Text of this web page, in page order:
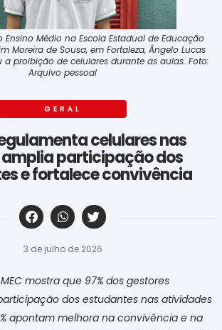
Ensino Médio na Escola Estadual de Educação
Moreira de Sousa, em Fortaleza, Ângelo Lucas
a proibição de celulares durante as aulas. Foto:
Arquivo pessoal
GERAL
celulares nas
participação dos
e fortalece convivência
‎ ‎ ‎ ‎ ‎ ‎ ‎ ‎ ‎ ‎ ‎ ‎ ‎ ‎ ‎ ‎ ‎ ‎ ‎ ‎ ‎ ‎ ‎ ‎ ‎ ‎ ‎ ‎ ‎ ‎ ‎
3 de julho de 2026
mostra que 97% dos gestores
dos estudantes nas atividades
apontam melhora na convivência e na